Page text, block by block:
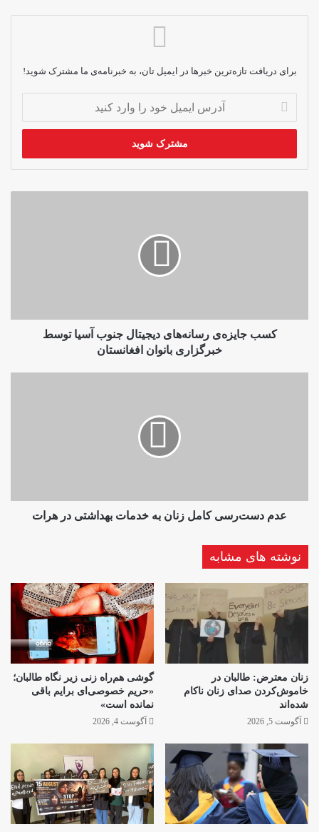
برای دریافت تازه‌ترین خبرها در ایمیل تان، به خبرنامه‌ی ما مشترک شوید!
آدرس
ایمیل
خود
وارد
بانوان
افغانستانکسب جایزه‌ی رسانه‌های دیجیتال جنوب آسیا توسط
خبرگزاری بانوان افغانستان
هرات
عدم دست‌رسی کامل زنان به خدمات بهداشتی در هرات
نوشته های مشابه
زنان معترض: طالبان در
خاموش‌کردن صدای زنان ناکام
شده‌اند
آگوست 5, 2026
گوشی هم‌راه زنی زیر نگاه طالبان؛
«حریم خصوصی‌ای برایم باقی
نمانده است»
آگوست 4, 2026